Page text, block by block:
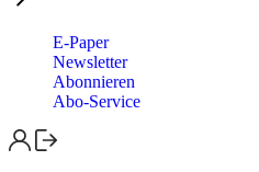
E-Paper
Newsletter
Abonnieren
Abo-Service